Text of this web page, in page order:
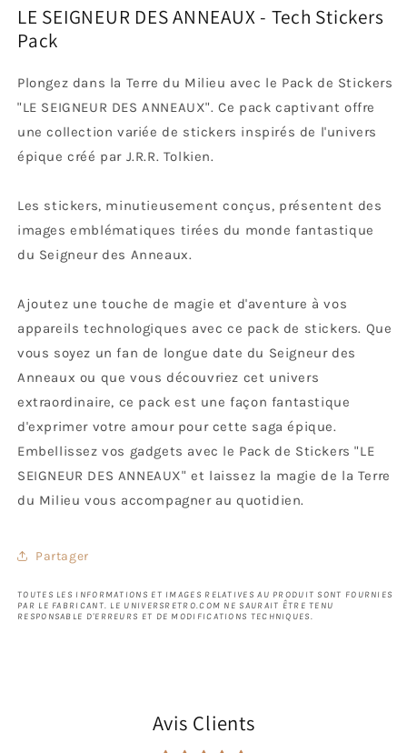
Anneaux
Anneaux
LE SEIGNEUR DES ANNEAUX - Tech Stickers
Pack
Plongez dans la Terre du Milieu avec le Pack de Stickers
"LE SEIGNEUR DES ANNEAUX". Ce pack captivant offre
une collection variée de stickers inspirés de l'univers
épique créé par J.R.R. Tolkien.
Les stickers, minutieusement conçus, présentent des
images emblématiques tirées du monde fantastique
du Seigneur des Anneaux.
Ajoutez une touche de magie et d'aventure à vos
appareils technologiques avec ce pack de stickers. Que
vous soyez un fan de longue date du Seigneur des
Anneaux ou que vous découvriez cet univers
extraordinaire, ce pack est une façon fantastique
d'exprimer votre amour pour cette saga épique.
Embellissez vos gadgets avec le Pack de Stickers "LE
SEIGNEUR DES ANNEAUX" et laissez la magie de la Terre
du Milieu vous accompagner au quotidien.
Partager
TOUTES LES INFORMATIONS ET IMAGES RELATIVES AU PRODUIT SONT FOURNIES
PAR LE FABRICANT. LE UNIVERSRETRO.COM NE SAURAIT ÊTRE TENU
RESPONSABLE D'ERREURS ET DE MODIFICATIONS TECHNIQUES.
Avis Clients